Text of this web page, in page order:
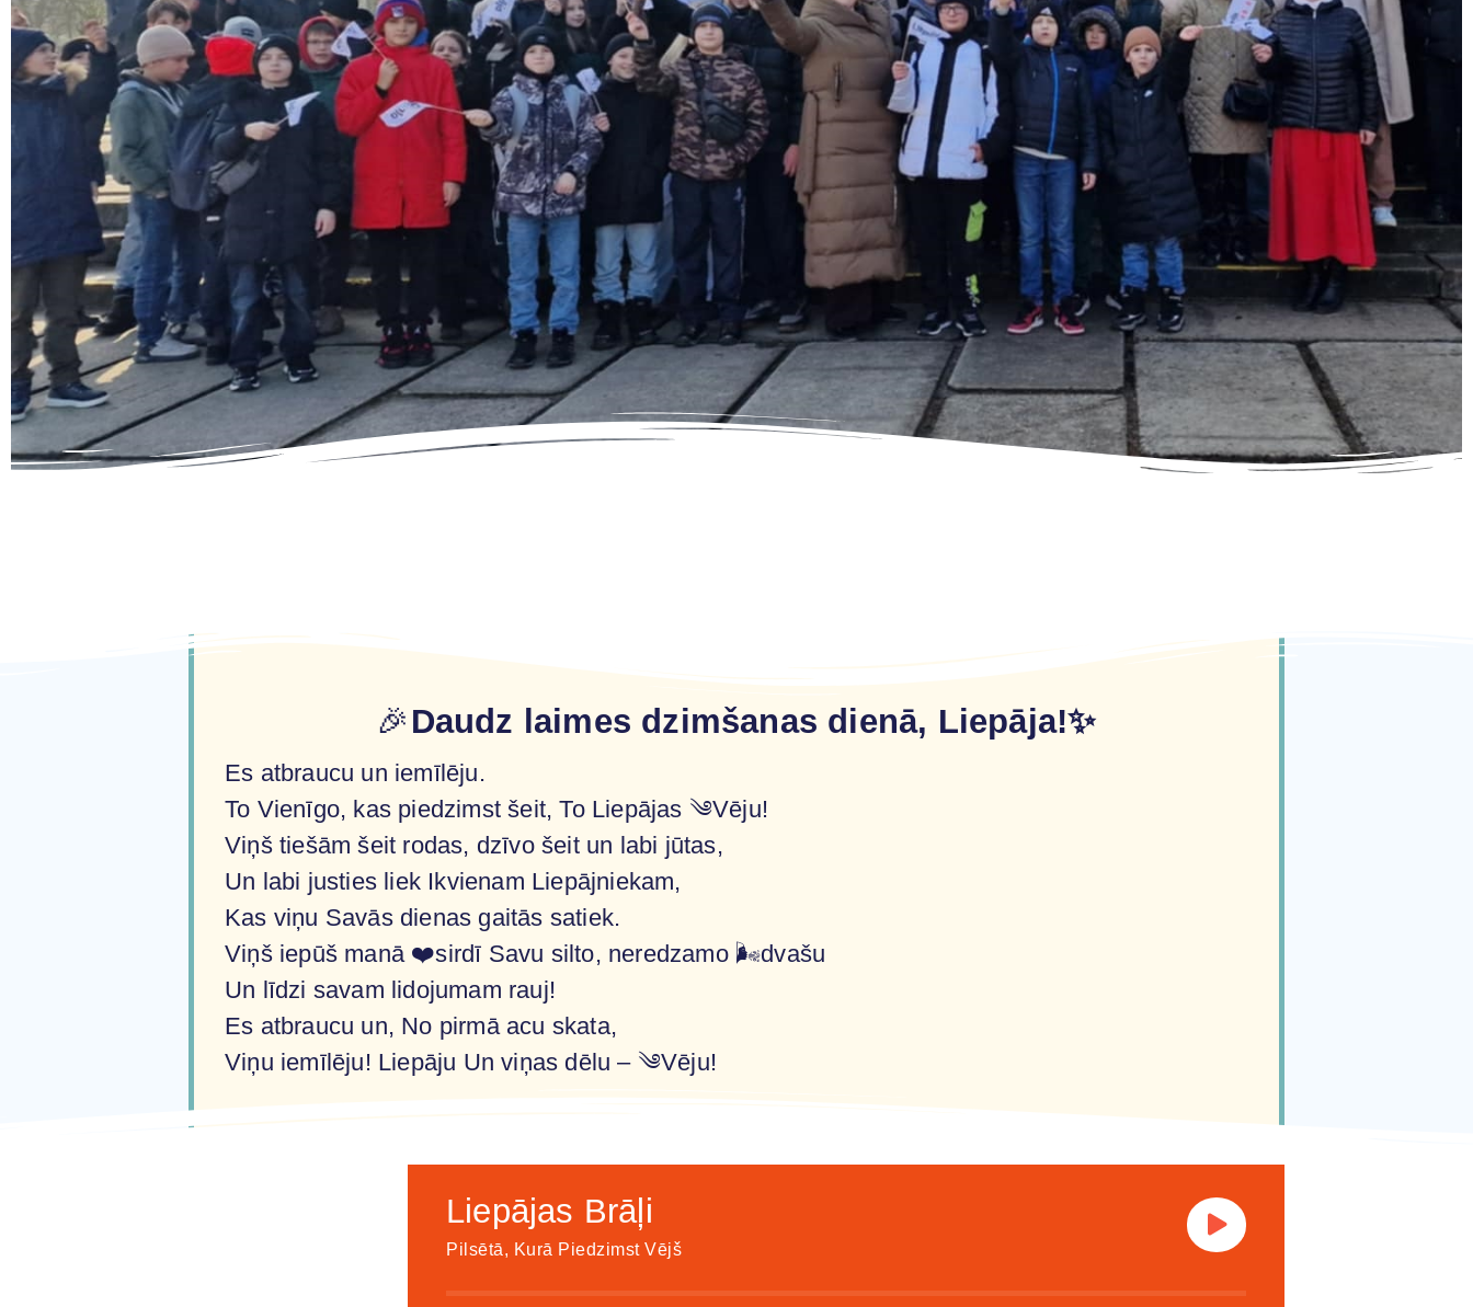
🎉 Daudz laimes dzimšanas dienā, Liepāja!✨
Es atbraucu un iemīlēju.
To Vienīgo, kas piedzimst šeit, To Liepājas ༄Vēju!
Viņš tiešām šeit rodas, dzīvo šeit un labi jūtas,
Un labi justies liek Ikvienam Liepājniekam,
Kas viņu Savās dienas gaitās satiek.
Viņš iepūš manā ❤️sirdī Savu silto, neredzamo 🌬️dvašu
Un līdzi savam lidojumam rauj!
Es atbraucu un, No pirmā acu skata,
Viņu iemīlēju! Liepāju Un viņas dēlu – ༄Vēju!
Liepājas Brāļi
Pilsētā, Kurā Piedzimst Vējš